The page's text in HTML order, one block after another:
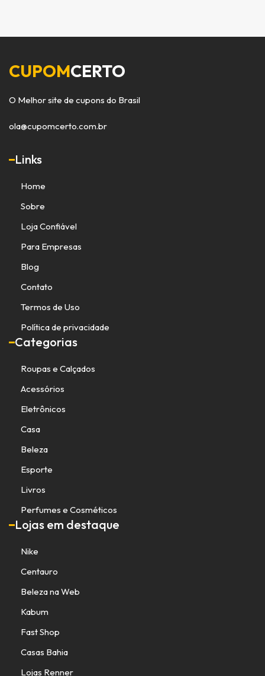
CUPOMCERTO
O Melhor site de cupons do Brasil
ola@cupomcerto.com.br
Links
Home
Sobre
Loja Confiável
Para Empresas
Blog
Contato
Termos de Uso
Política de privacidade
Categorias
Roupas e Calçados
Acessórios
Eletrônicos
Casa
Beleza
Esporte
Livros
Perfumes e Cosméticos
Lojas em destaque
Nike
Centauro
Beleza na Web
Kabum
Fast Shop
Casas Bahia
Lojas Renner